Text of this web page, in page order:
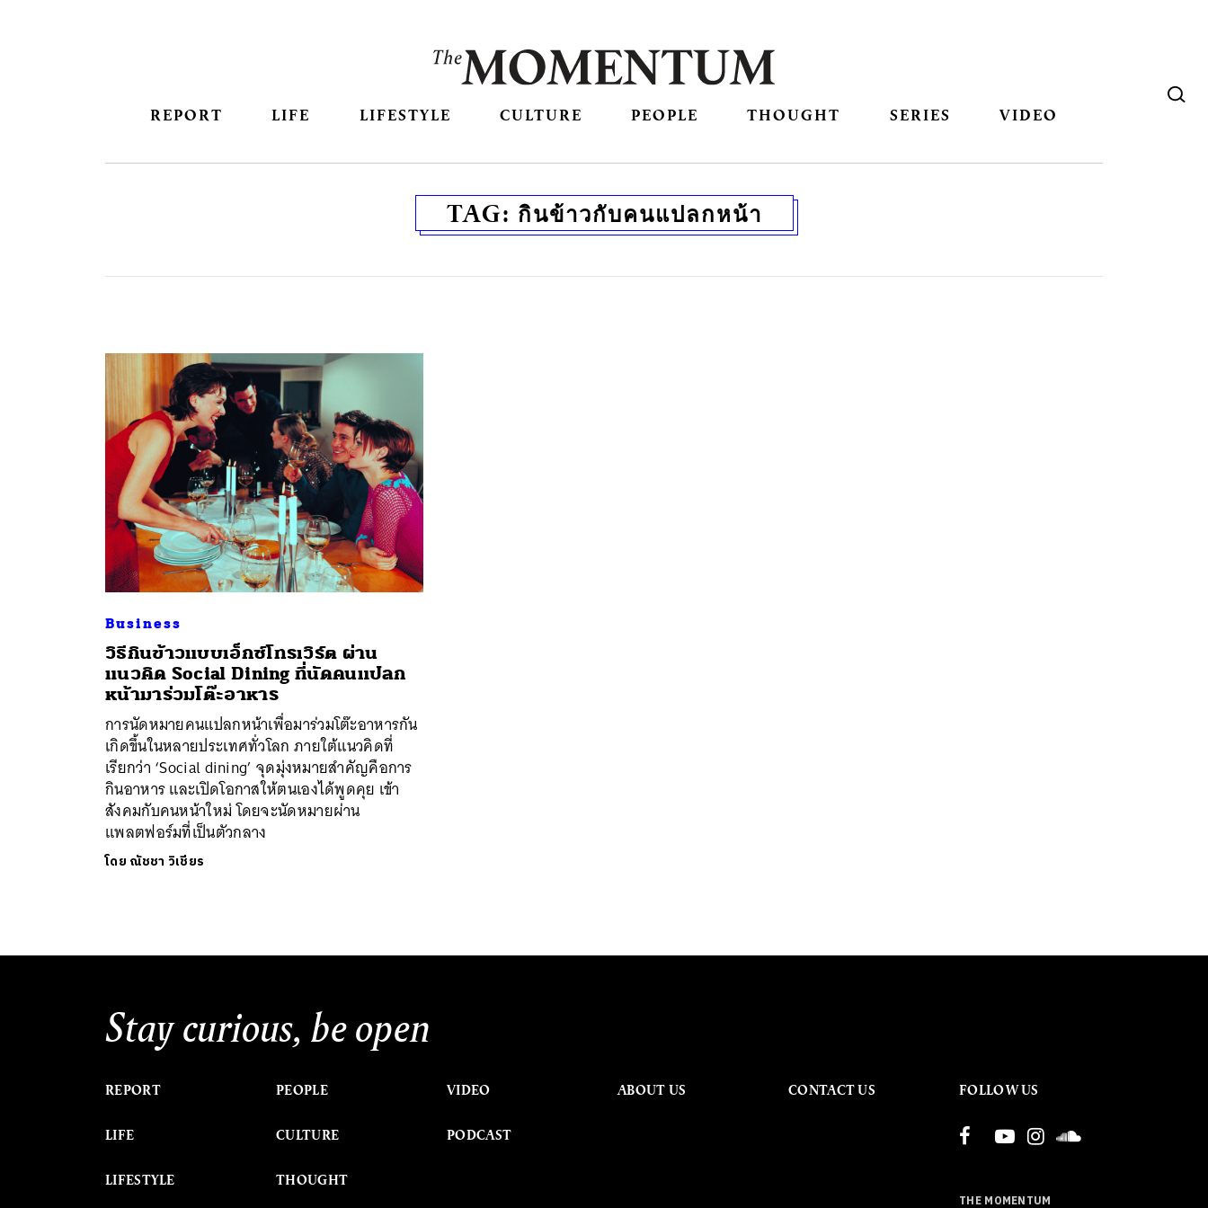
REPORT LIFE LIFESTYLE CULTURE PEOPLE THOUGHT SERIES VIDEO
TAG: กินข้าวกับคนแปลกหน้า
Business
วิธีกินข้าวแบบเอ็กซ์โทรเวิร์ต ผ่าน
แนวคิด Social Dining ที่นัดคนแปลก
หน้ามาร่วมโต๊ะอาหาร
การนัดหมายคนแปลกหน้าเพื่อมาร่วมโต๊ะอาหารกัน
เกิดขึ้นในหลายประเทศทั่วโลก ภายใต้แนวคิดที่
เรียกว่า ‘Social dining’ จุดมุ่งหมายสำคัญคือการ
กินอาหาร และเปิดโอกาสให้ตนเองได้พูดคุย เข้า
สังคมกับคนหน้าใหม่ โดยจะนัดหมายผ่าน
แพลตฟอร์มที่เป็นตัวกลาง
โดย ณัชชา วิเชียร
Stay curious, be open
REPORT
LIFE
LIFESTYLE
PEOPLE
CULTURE
THOUGHT
VIDEO
PODCAST
ABOUT US CONTACT US FOLLOW US
THE MOMENTUM